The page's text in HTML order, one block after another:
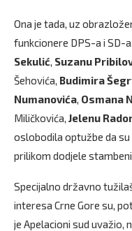
Ona je tada, uz
funkcionere DPS-a i SD-
Sekulić, Suzanu
Šehovića, Budimira
Numanovića, Osmana
Miličkovića, Jelenu
oslobodila optužbe da
prilikom dodjele
Specijalno državno
interesa Crne Gore su,
je Apelacioni sud uvažio,